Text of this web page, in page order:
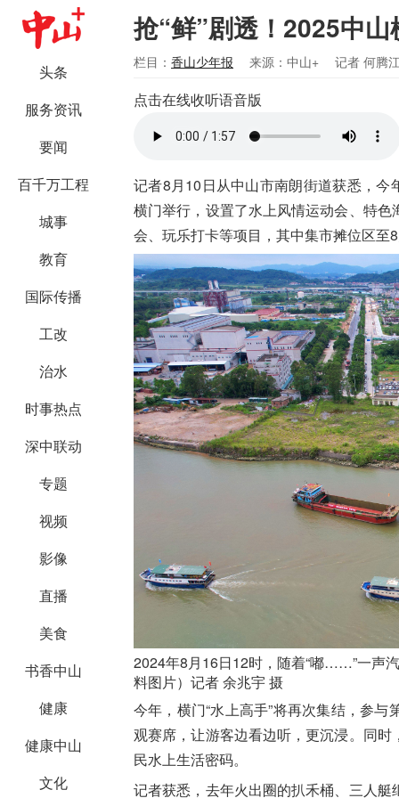
头条
服务资讯
要闻
百千万工程
城事
教育
国际传播
工改
治水
时事热点
深中联动
专题
视频
影像
直播
美食
书香中山
健康
健康中山
文化
抢“鲜”剧透！2025中
栏目： 香山少年报 来源：中山+ 记者 何腾
点击在线收听语音版
记者8月10日从中山市南朗街道获悉，
横门举行，设置了水上风情运动会、特
会、玩乐打卡等项目，其中集市摊位区
2024年8月16日12时，随着“嘟……”一声
料图片）记者 余兆宇 摄
今年，横门“水上高手”将再次集结，参
观赛席，让游客边看边听，更沉浸。同
民水上生活密码。
记者获悉，去年火出圈的扒禾桶、三人